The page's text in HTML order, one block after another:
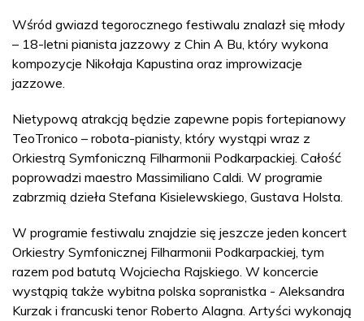
Wśród gwiazd tegorocznego festiwalu znalazł się młody
– 18-letni pianista jazzowy z Chin A Bu, który wykona
kompozycje Nikołaja Kapustina oraz improwizacje
jazzowe.
Nietypową atrakcją będzie zapewne popis fortepianowy
TeoTronico – robota-pianisty, który wystąpi wraz z
Orkiestrą Symfoniczną Filharmonii Podkarpackiej. Całość
poprowadzi maestro Massimiliano Caldi. W programie
zabrzmią dzieła Stefana Kisielewskiego, Gustava Holsta.
W programie festiwalu znajdzie się jeszcze jeden koncert
Orkiestry Symfonicznej Filharmonii Podkarpackiej, tym
razem pod batutą Wojciecha Rajskiego. W koncercie
wystąpią także wybitna polska sopranistka - Aleksandra
Kurzak i francuski tenor Roberto Alagna. Artyści wykonają